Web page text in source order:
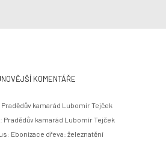
KOMENTÁŘE
Pradědův kamarád Lubomír Tejček
: Pradědův kamarád Lubomír Tejček
: Ebonizace dřeva: železnatění